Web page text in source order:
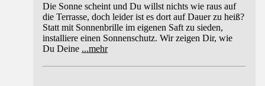
Die Sonne scheint und Du willst nichts wie raus auf
die Terrasse, doch leider ist es dort auf Dauer zu heiß?
Statt mit Sonnenbrille im eigenen Saft zu sieden,
installiere einen Sonnenschutz. Wir zeigen Dir, wie
Du Deine ...mehr